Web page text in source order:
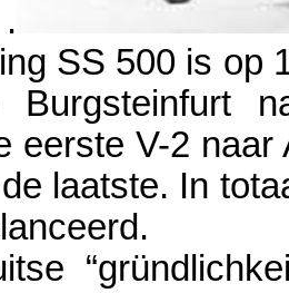
.
SS 500 is op
Burgsteinfurt
eerste V-2
laatste. In